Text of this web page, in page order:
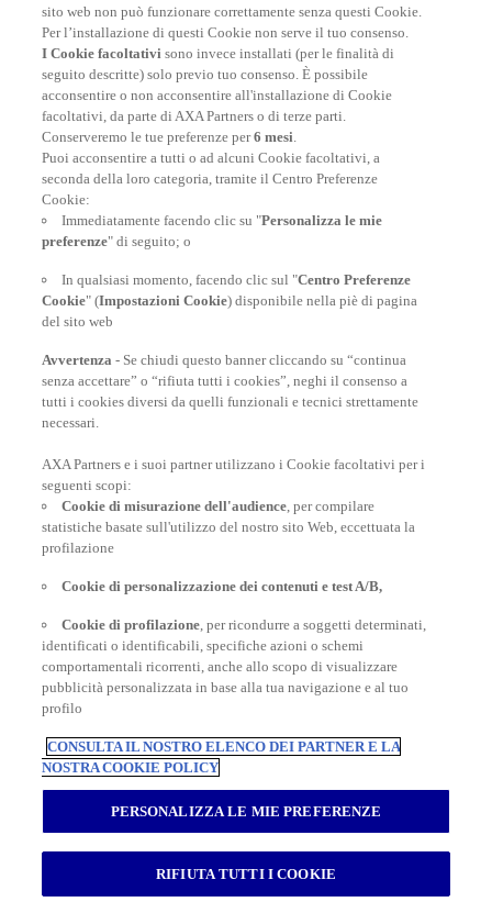
I nostri numeri
6.857
33
11.427
POLIZZE VIAGGIO
INFORMAZIONI UTILI
Inter Partner Assistance S.A. Compagnia di Assicurazioni e Riassicurazioni
Tel.06/42118.1 Sede legale Bruxelles – 7, Boulevard du Régent – Capitale
sociale € 180.702.613,00 interamente versato – Gruppo AXA Partners N.
Iscrizione all’Albo Imprese di Assicurazioni e Riassicurazioni I.00014 -
Autorizzazione Ministeriale n. 19662 del 19.10.1993 Registro delle Imprese di
Roma RM – Numero REA 792129 - Part. I.V.A. 04673941003 - Cod. Fisc.
sito web non può funzionare correttamente senza questi Cookie.
Per l’installazione di questi Cookie non serve il tuo consenso.
I Cookie facoltativi sono invece installati (per le finalità di
seguito descritte) solo previo tuo consenso. È possibile
acconsentire o non acconsentire all'installazione di Cookie
facoltativi, da parte di AXA Partners o di terze parti.
Conserveremo le tue preferenze per6 mesi.
Puoi acconsentire a tutti o ad alcuni Cookie facoltativi, a
seconda della loro categoria, tramite il Centro Preferenze
Cookie:
Immediatamente facendo clic su "Personalizza le mie
preferenze" di seguito; o
In qualsiasi momento, facendo clic sul "Centro Preferenze
Cookie" (Impostazioni Cookie) disponibile nella piè di pagina
del sito web
Avvertenza - Se chiudi questo banner cliccando su “continua
senza accettare” o “rifiuta tutti i cookies”, neghi il consenso a
tutti i cookies diversi da quelli funzionali e tecnici strettamente
necessari.
AXA Partners e i suoi partner utilizzano i Cookie facoltativi per i
seguenti scopi:
Cookie di misurazione dell'audience, per compilare
statistiche basate sull'utilizzo del nostro sito Web, eccettuata la
profilazione
Cookie di personalizzazione dei contenuti e test A/B,
Cookie di profilazione, per ricondurre a soggetti determinati,
identificati o identificabili, specifiche azioni o schemi
comportamentali ricorrenti, anche allo scopo di visualizzare
pubblicità personalizzata in base alla tua navigazione e al tuo
profilo
CONSULTA IL NOSTRO ELENCO DEI PARTNER E LA
NOSTRA COOKIE POLICY
PERSONALIZZA LE MIE PREFERENZE
RIFIUTA TUTTI I COOKIE